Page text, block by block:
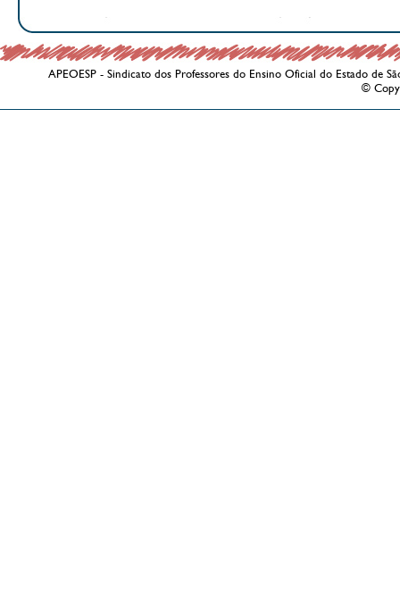
APEOESP - Sindicato dos Professores do Ensino Oficial do Estado de
©